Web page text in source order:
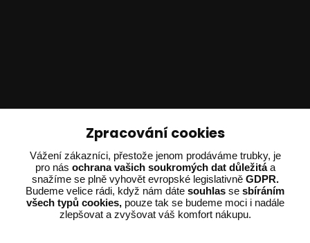
Ing. Adam Dvořák
+420 602 234 254
(Po-Pá 8:00 - 15:00)
potrebujiporadit@dvorak-karlik.cz
Zpracování cookies
Vážení zákazníci, přestože jenom prodáváme trubky, je
pro nás ochrana vašich soukromých dat důležitáa
snažíme se plně vyhovět evropské legislativně GDPR.
Budeme velice rádi, když nám dáte souhlas se sbíráním
všech typů cookies,pouze tak se budeme moci i nadále
zlepšovat a zvyšovat váš komfort nákupu.